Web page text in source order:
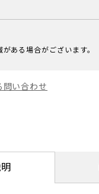
ある場合がございます。
問い合わせ